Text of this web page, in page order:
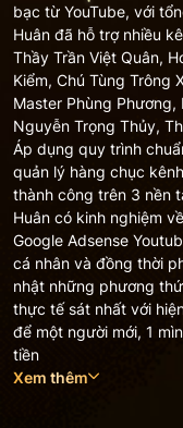
bạc từ YouTube, với
Huân đã hỗ trợ nhiều
Thầy Trần Việt Quân,
Kiểm, Chú Tùng Trông
Master Phùng
Nguyễn Trọng Thủy,
Áp dụng quy trình
quản lý hàng chục
thành công trên 3 nền
Huân có kinh nghiệm
Google Adsense
cá nhân và đồng thời
nhật những phương
thực tế sát nhất với
để một người mới, 1
tiền
Xem thêm